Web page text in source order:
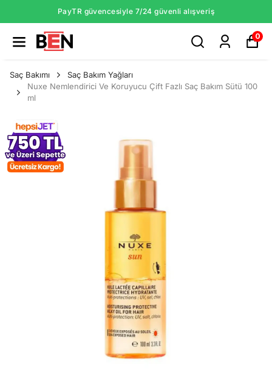
PayTR güvencesiyle 7/24 güvenli alışveriş
0
Saç Bakımı
Saç Bakım Yağları
Nuxe Nemlendirici Ve Koruyucu Çift Fazlı Saç Bakım Sütü 100
ml